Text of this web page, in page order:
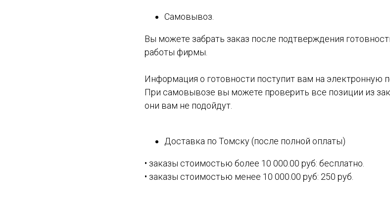
Самовывоз.
Вы можете забрать заказ после подтверждения
работы фирмы.
Информация о готовности поступит вам на электронную
При самовывозе вы можете проверить все позиции из
они вам не подойдут.
Доставка по Томску (после полной оплаты)
• заказы стоимостью более 10 000.00 руб: бесплатно.
• заказы стоимостью менее 10 000.00 руб: 250 руб.